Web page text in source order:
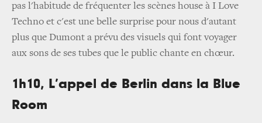
pas l'habitude de fréquenter les scènes house à I Love
Techno et c'est une belle surprise pour nous d'autant
plus que Dumont a prévu des visuels qui font voyager
aux sons de ses tubes que le public chante en chœur.
1h10, L’appel de Berlin dans la Blue
Room